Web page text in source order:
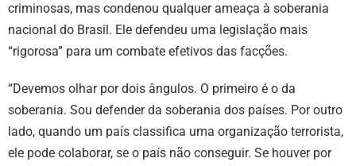
criminosas, mas condenou qualquer ameaça à soberania
nacional do Brasil. Ele defendeu uma legislação mais
“rigorosa” para um combate efetivos das facções.
“Devemos olhar por dois ângulos. O primeiro é o da
soberania. Sou defender da soberania dos países. Por outro
lado, quando um país classifica uma organização terrorista,
ele pode colaborar, se o país não conseguir. Se houver por